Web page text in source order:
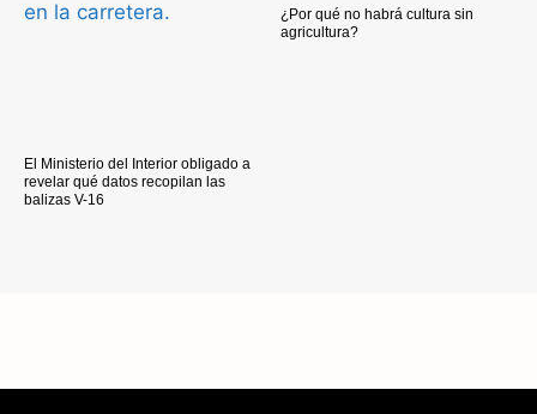
El Ministerio del Interior obligado a
revelar qué datos recopilan las
balizas V-16
¿Por qué no habrá cultura sin
agricultura?